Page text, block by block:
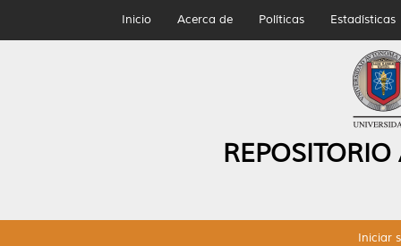
Inicio Acerca de Políticas Estadísticas
Iniciar